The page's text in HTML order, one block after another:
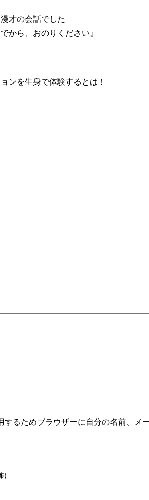
才の会話でした
から、おのりください』
ンを生身で体験するとは！
するためブラウザーに自分の名前、メ